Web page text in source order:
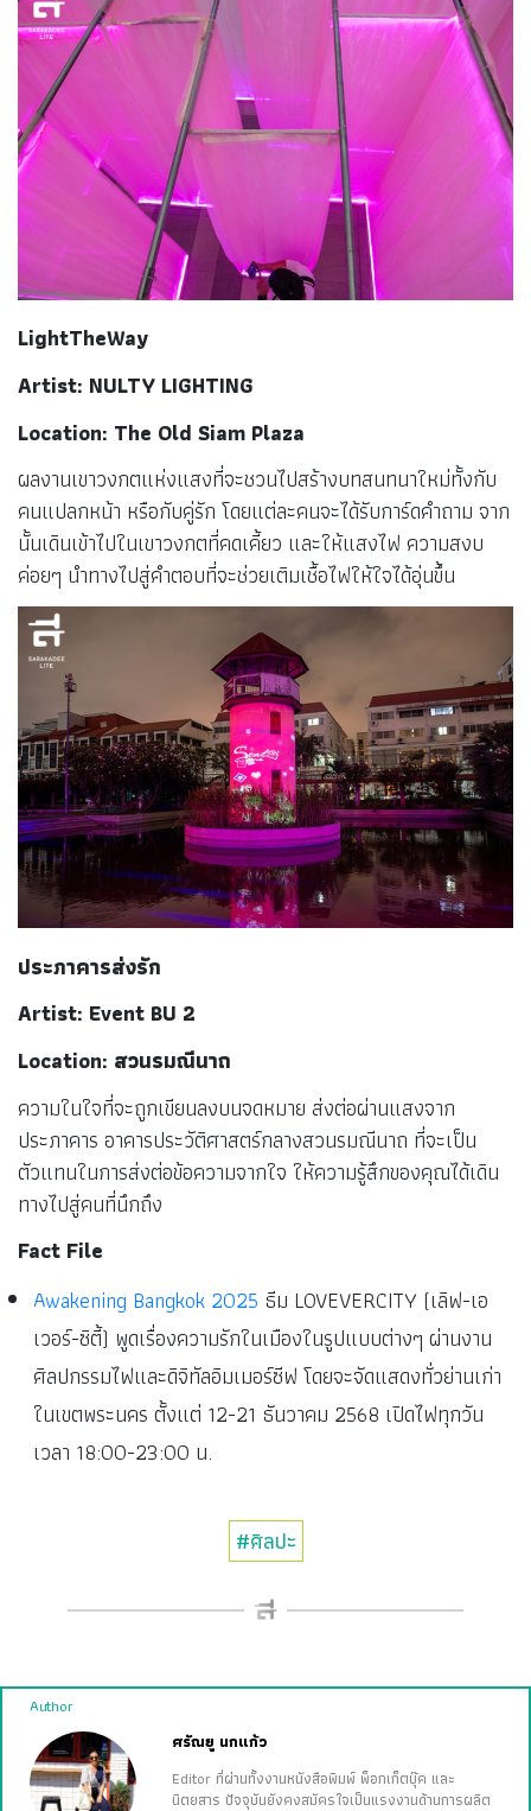
LightTheWay
Artist: NULTY LIGHTING
Location: The Old Siam Plaza
ผลงานเขาวงกตแห่งแสงที่จะชวนไปสร้างบทสนทนาใหม่ทั้งกับ
คนแปลกหน้า หรือกับคู่รัก โดยแต่ละคนจะได้รับการ์ดคำถาม จาก
นั้นเดินเข้าไปในเขาวงกตที่คดเคี้ยว และให้แสงไฟ ความสงบ
ค่อยๆ นำทางไปสู่คำตอบที่จะช่วยเติมเชื้อไฟให้ใจได้อุ่นขึ้น
ประภาคารส่งรัก
Artist: Event BU 2
Location: สวนรมณีนาถ
ความในใจที่จะถูกเขียนลงบนจดหมาย ส่งต่อผ่านแสงจาก
ประภาคาร อาคารประวัติศาสตร์กลางสวนรมณีนาถ ที่จะเป็น
ตัวแทนในการส่งต่อข้อความจากใจ ให้ความรู้สึกของคุณได้เดิน
ทางไปสู่คนที่นึกถึง
Fact File
Awakening Bangkok 2025 ธีม LOVEVERCITY (เลิฟ-เอ
เวอร์-ซิตี้) พูดเรื่องความรักในเมืองในรูปแบบต่างๆ ผ่านงาน
ศิลปกรรมไฟและดิจิทัลอิมเมอร์ซีฟ โดยจะจัดแสดงทั่วย่านเก่า
ในเขตพระนคร ตั้งแต่ 12-21 ธันวาคม 2568 เปิดไฟทุกวัน
เวลา 18:00-23:00 น.
#ศิลปะ
Author
ศรัณยู นกแก้ว
Editor ที่ผ่านทั้งงานหนังสือพิมพ์ พ็อกเก็ตบุ๊ค และ
นิตยสาร ปัจจุบันยังคงสมัครใจเป็นแรงงานด้านการผลิต